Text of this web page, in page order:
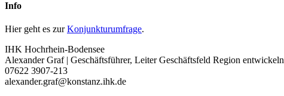
Info
Hier geht es zurKonjunkturumfrage.
IHK Hochrhein-Bodensee
Alexander Graf | Geschäftsführer, Leiter ­Geschäftsfeld Region entwickeln
07622 3907-213
alexander.graf@konstanz.ihk.de